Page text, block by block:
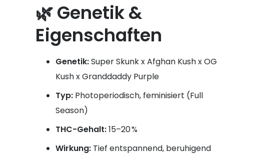
🌿 Genetik &
Eigenschaften
Genetik:Super Skunk x Afghan Kush x OG
Kush x Granddaddy Purple
Typ:Photoperiodisch, feminisiert (Full
Season)
THC-Gehalt:15–20 %
Wirkung:Tief entspannend, beruhigend